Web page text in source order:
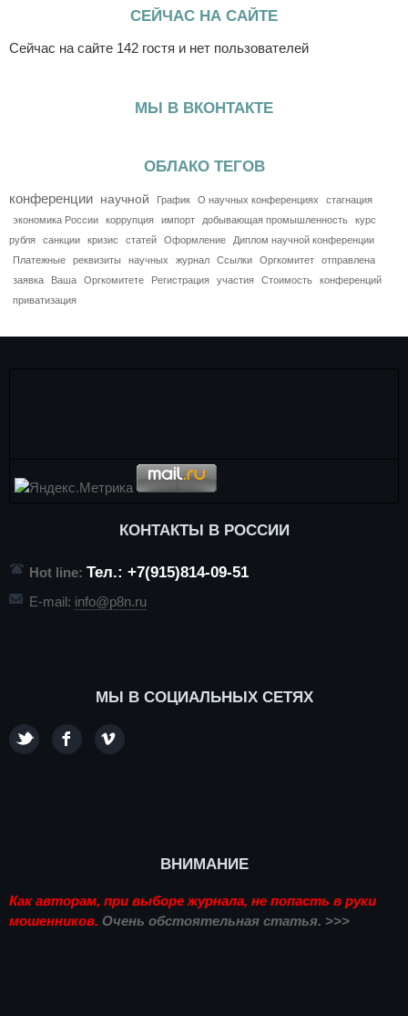
СЕЙЧАС НА САЙТЕ
Сейчас на сайте 142 гостя и нет пользователей
МЫ В ВКОНТАКТЕ
ОБЛАКО ТЕГОВ
конференции научной График О научных конференциях
стагнация
экономика России
коррупция импорт добывающая промышленность
курс
рубля
санкции кризис статей Оформление
Диплом научной конференции
Платежные
реквизиты научных журнал Ссылки Оргкомитет
отправлена
заявка
Ваша Оргкомитете Регистрация участия Стоимость
конференций
приватизация
КОНТАКТЫ В РОССИИ
Hot line: Тел.: +7(915)814-09-51
E-mail: info@p8n.ru
МЫ В СОЦИАЛЬНЫХ СЕТЯХ
ВНИМАНИЕ
Как авторам, при выборе журнала, не попасть в руки
мошенников. Очень обстоятельная статья. >>>